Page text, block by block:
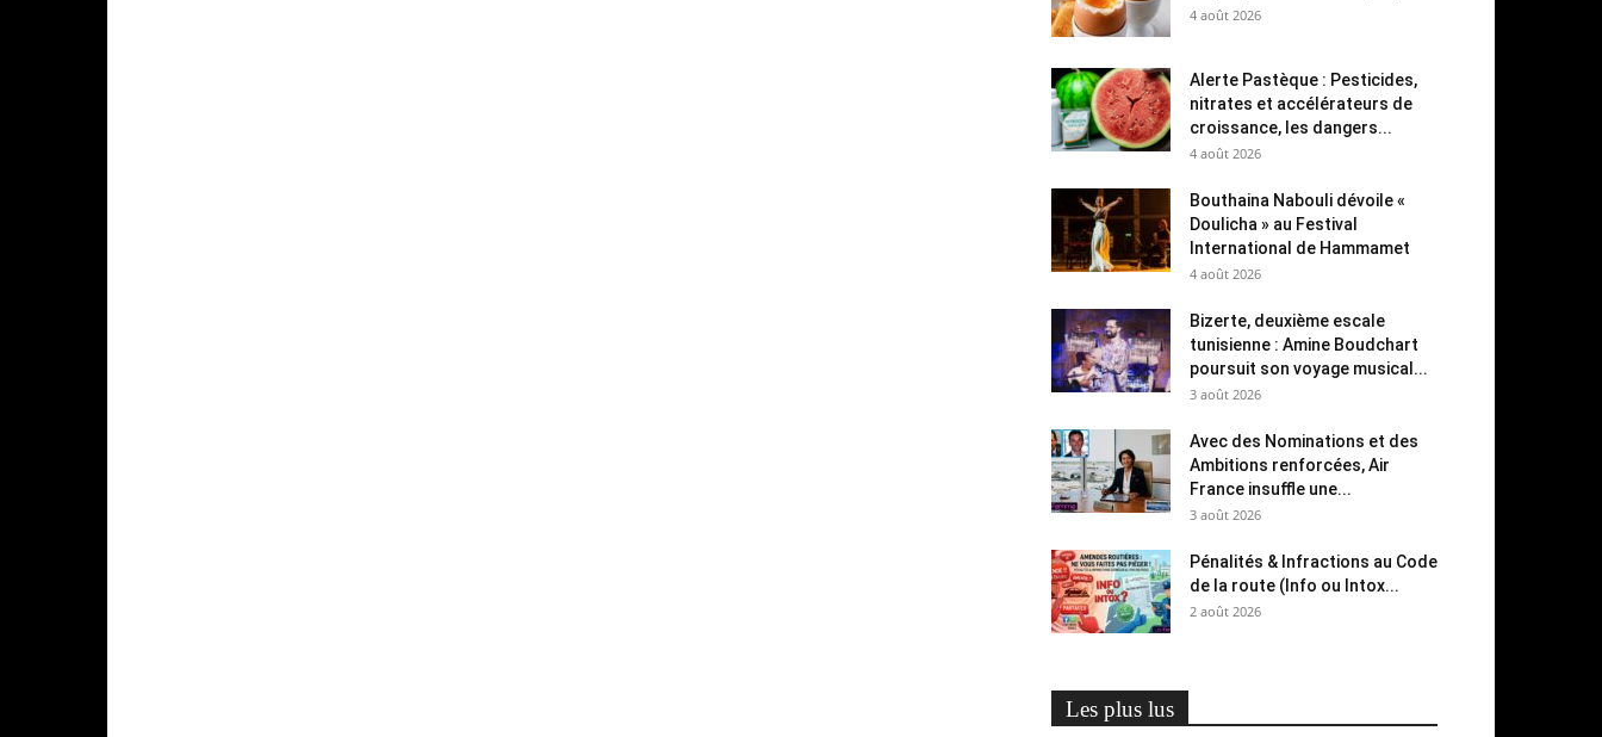
4 août 2026
Alerte Pastèque : Pesticides,
nitrates et accélérateurs de
croissance, les dangers...
4 août 2026
Bouthaina Nabouli dévoile «
Doulicha » au Festival
International de Hammamet
4 août 2026
Bizerte, deuxième escale
tunisienne : Amine Boudchart
poursuit son voyage musical...
3 août 2026
Avec des Nominations et des
Ambitions renforcées, Air
France insuffle une...
3 août 2026
Pénalités & Infractions au Code
de la route (Info ou Intox...
2 août 2026
Les plus lus